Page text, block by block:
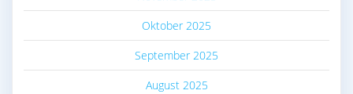
Oktober 2025
September 2025
August 2025